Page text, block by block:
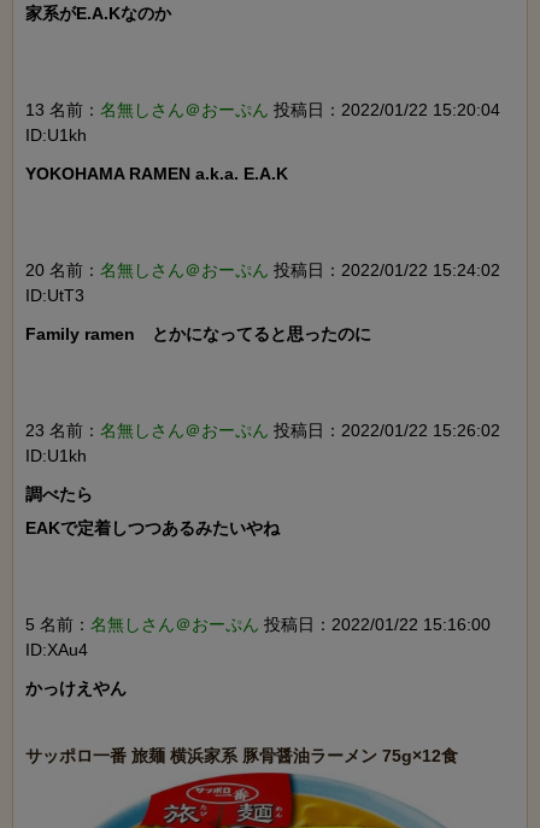
家系がE.A.Kなのか
13 名前： 名無しさん＠おーぷん 投稿日：2022/01/22 15:20:04
ID:U1kh
YOKOHAMA RAMEN a.k.a. E.A.K
20 名前： 名無しさん＠おーぷん 投稿日：2022/01/22 15:24:02
ID:UtT3
Family ramen　とかになってると思ったのに
23 名前： 名無しさん＠おーぷん 投稿日：2022/01/22 15:26:02
ID:U1kh
調べたら
EAKで定着しつつあるみたいやね
5 名前： 名無しさん＠おーぷん 投稿日：2022/01/22 15:16:00
ID:XAu4
かっけえやん